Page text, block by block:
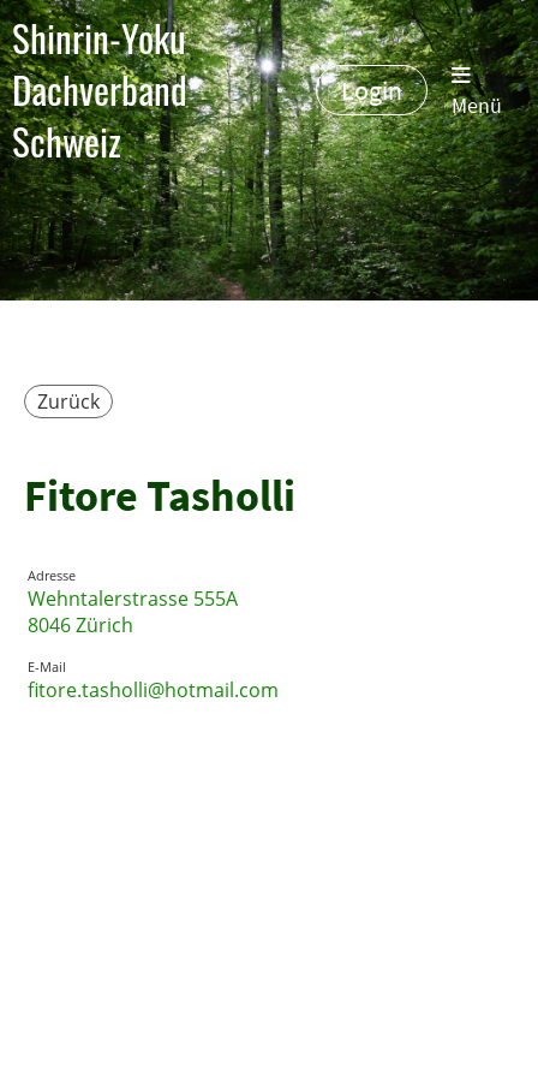
Shinrin-Yoku
Dachverband
Schweiz
Login Menü
Zurück
Fitore Tasholli
Adresse
Wehntalerstrasse 555A
8046 Zürich
E-Mail
fitore.tasholli@hotmail.com